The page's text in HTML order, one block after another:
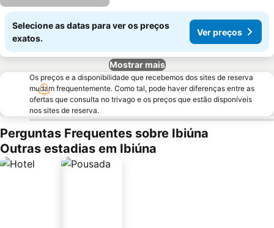
Selecione as datas para ver os preços
exatos.
Ver preços
Mostrar mais
Os preços e a disponibilidade que recebemos dos sites de reserva
mudam frequentemente. Como tal, pode haver diferenças entre as
ofertas que consulta no trivago e os preços que estão disponíveis
nos sites de reserva.
Perguntas Frequentes sobre Ibiúna
Outras estadias em Ibiúna